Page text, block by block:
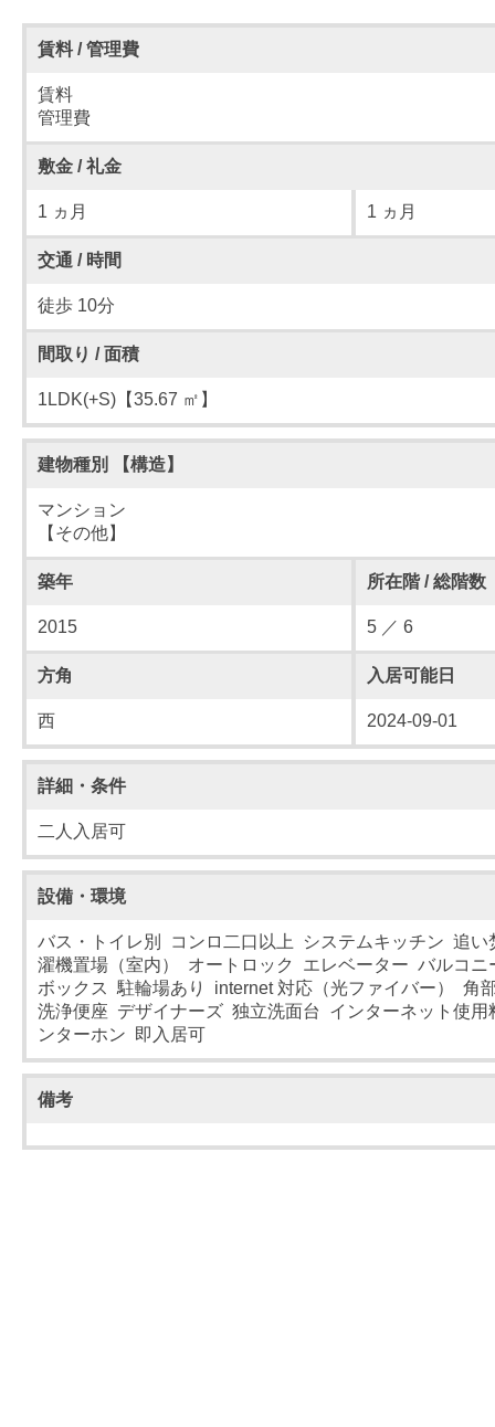
賃料 / 管理費
賃料
管理費
敷金 / 礼金
1 ヵ月 1 ヵ月
交通 / 時間
徒歩 10分
間取り / 面積
1LDK(+S)【35.67 ㎡】
建物種別 【構造】
マンション
【その他】
築年 所在階 / 総階数
2015 5 ／ 6
方角 入居可能日
西 2024-09-01
詳細・条件
二人入居可
設備・環境
バス・トイレ別 コンロ二口以上 システムキッチン 追
濯機置場（室内） オートロック エレベーター バルコ
ボックス 駐輪場あり internet 対応（光ファイバー） 角
洗浄便座 デザイナーズ 独立洗面台 インターネット使
ンターホン 即入居可
備考